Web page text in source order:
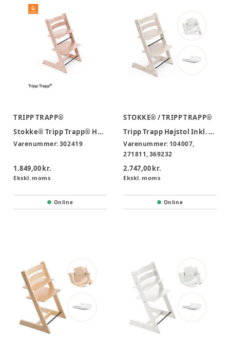
TRIPP TRAPP®
Stokke® Tripp Trapp® Højstol - Serene pink
Varenummer:302419
1.849,00 kr.
Ekskl. moms
Online
STOKKE® / TRIPP TRAPP®
Tripp Trapp Højstol Inkl. Babyset og Tray, Whitewash/White
Varenummer: 104007,
271811, 369232
2.747,00 kr.
Ekskl. moms
Online